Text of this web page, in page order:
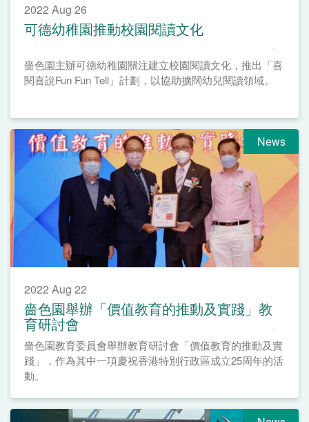
2022 Aug 26
可德幼稚園推動校園閱讀文化
嗇色園主辦可德幼稚園關注建立校園閱讀文化，推出「喜
閱喜說Fun Fun Tell」計劃，以協助擴闊幼兒閱讀領域。
News
2022 Aug 22
嗇色園舉辦「價值教育的推動及實踐」教
育研討會
嗇色園教育委員會舉辦教育研討會「價值教育的推動及實
踐」，作為其中一項慶祝香港特別行政區成立25周年的活
動。